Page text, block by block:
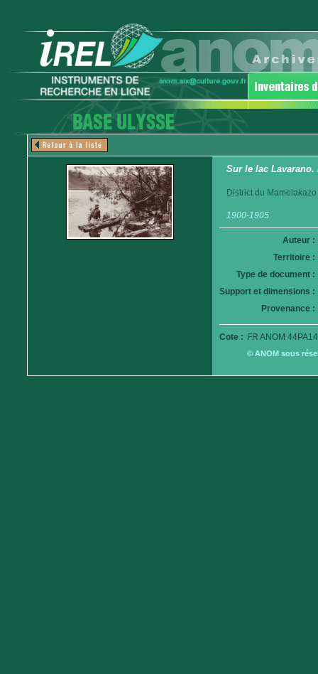
Sur le lac
District du Mamolakazo
1900-1905
Auteur :
Territoire :
Type de document :
Support et dimensions :
Provenance :
Cote : FR ANOM
© ANOM sous